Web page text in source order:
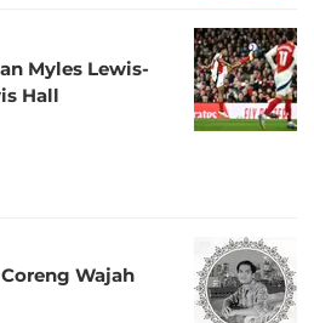
Myles Lewis-
Hall
Wajah